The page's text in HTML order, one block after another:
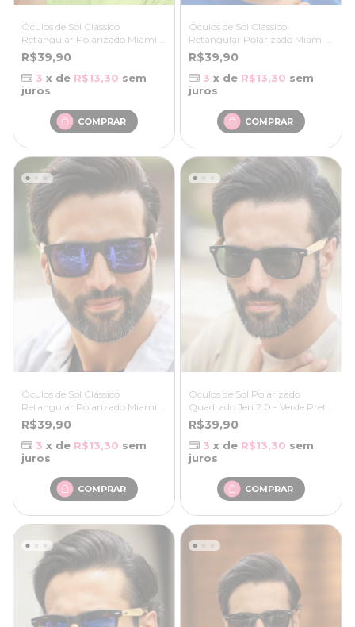
Óculos de Sol Clássico
Retangular Polarizado Miami -
Preto - Bambu
R$39,90
3 x de R$13,30 sem
juros
Óculos de Sol Clássico
Retangular Polarizado Miami -
Marrom - Bambu
R$39,90
3 x de R$13,30 sem
juros
Óculos de Sol Clássico
Retangular Polarizado Miami -
Azul Espelhado Preto - Bambu
R$39,90
3 x de R$13,30 sem
juros
Óculos de Sol Polarizado
Quadrado Jeri 2.0 - Verde Preto
Fosco /Creme - Bambu
R$39,90
3 x de R$13,30 sem
juros